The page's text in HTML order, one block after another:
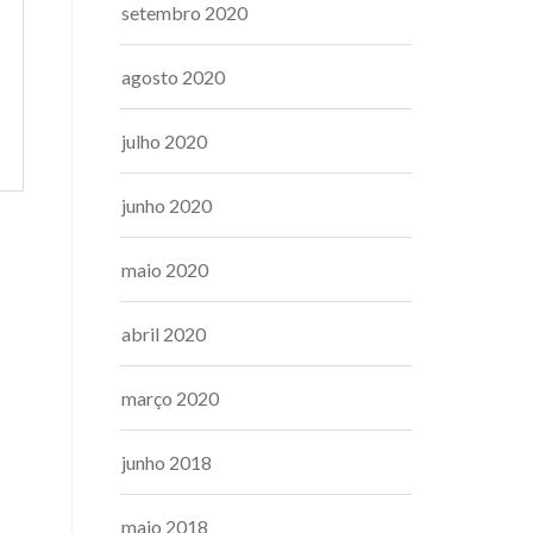
setembro 2020
agosto 2020
julho 2020
junho 2020
maio 2020
abril 2020
março 2020
junho 2018
maio 2018